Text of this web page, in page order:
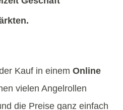
Kauf in einem Online
vielen Angelrollen
die Preise ganz einfach